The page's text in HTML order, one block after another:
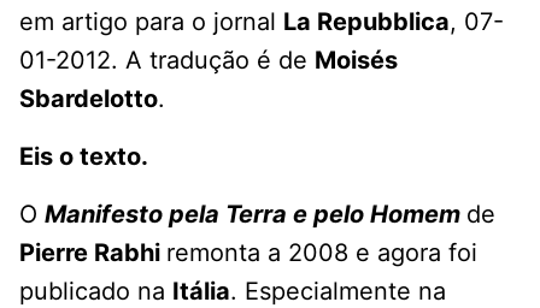
em artigo para o jornal La Repubblica, 07-
01-2012. A tradução é de Moisés
Sbardelotto.
Eis o texto.
O Manifesto pela Terra e pelo Homem de
Pierre Rabhi remonta a 2008 e agora foi
publicado na Itália. Especialmente na